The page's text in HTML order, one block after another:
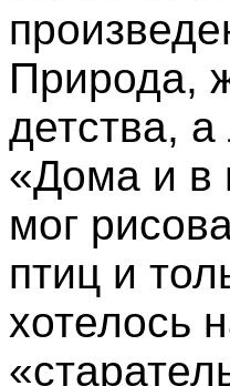
Природа,
детства,
«Дома и в
мог
птиц и
хотелось